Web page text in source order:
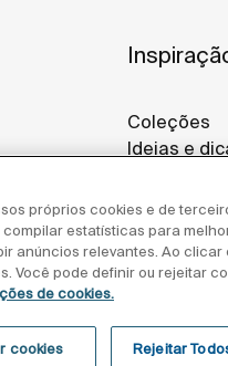
Coleções
Ideias e
Roca Brasil
próprios cookies e de
estatísticas para
anúncios relevantes. Ao
Você pode definir ou rejeitar
de cookies.
cookies Rejeitar